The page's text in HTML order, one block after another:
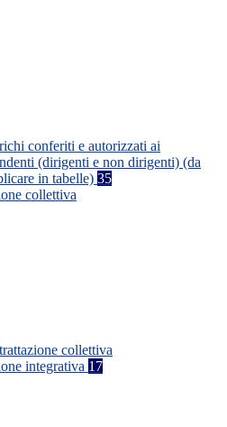
conferiti e autorizzati ai
(dirigenti e non dirigenti) (da
in tabelle) 35
collettiva
collettiva
integrativa 17